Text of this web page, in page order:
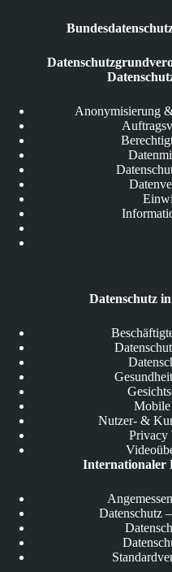
Anonymisierung
Datenschutz
Mobile
Nutzer- &
Privacy
Internationaler
Datenschutz